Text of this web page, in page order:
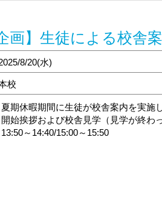
画】生徒による校舎
8/20(水)
校
夏期休暇期間に生徒が校舎案内を実施
開始挨拶および校舎見学（見学が終わ
13:50～14:40/15:00～15:50